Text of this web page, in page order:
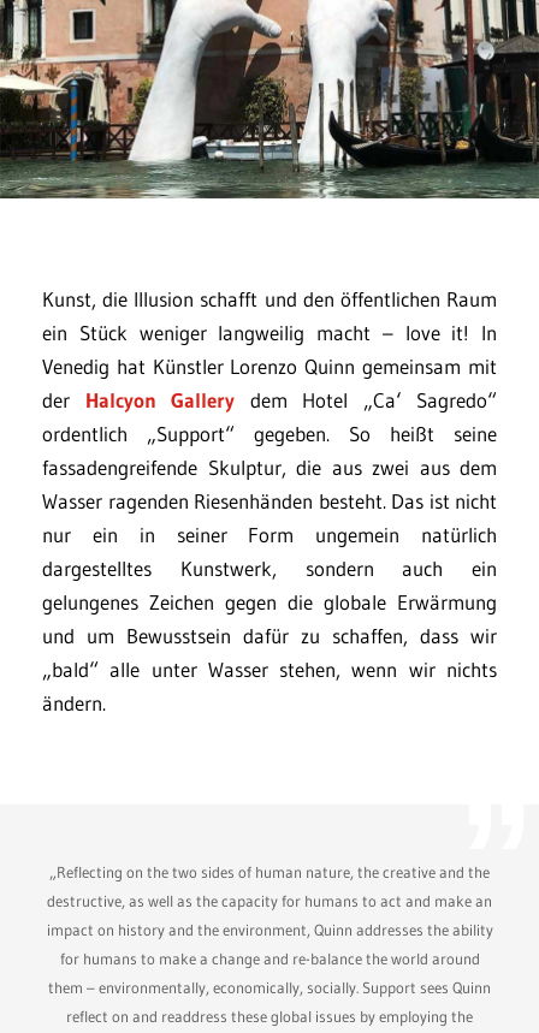
Kunst, die Illusion schafft und den öffentlichen Raum
ein Stück weniger langweilig macht – love it! In
Venedig hat Künstler Lorenzo Quinn gemeinsam mit
der Halcyon Gallery dem Hotel „Ca‘ Sagredo“
ordentlich „Support“ gegeben. So heißt seine
fassadengreifende Skulptur, die aus zwei aus dem
Wasser ragenden Riesenhänden besteht. Das ist nicht
nur ein in seiner Form ungemein natürlich
dargestelltes Kunstwerk, sondern auch ein
gelungenes Zeichen gegen die globale Erwärmung
und um Bewusstsein dafür zu schaffen, dass wir
„bald“ alle unter Wasser stehen, wenn wir nichts
ändern.
„Reflecting on the two sides of human nature, the creative and the
destructive, as well as the capacity for humans to act and make an
impact on history and the environment, Quinn addresses the ability
for humans to make a change and re-balance the world around
them – environmentally, economically, socially. Support sees Quinn
reflect on and readdress these global issues by employing the